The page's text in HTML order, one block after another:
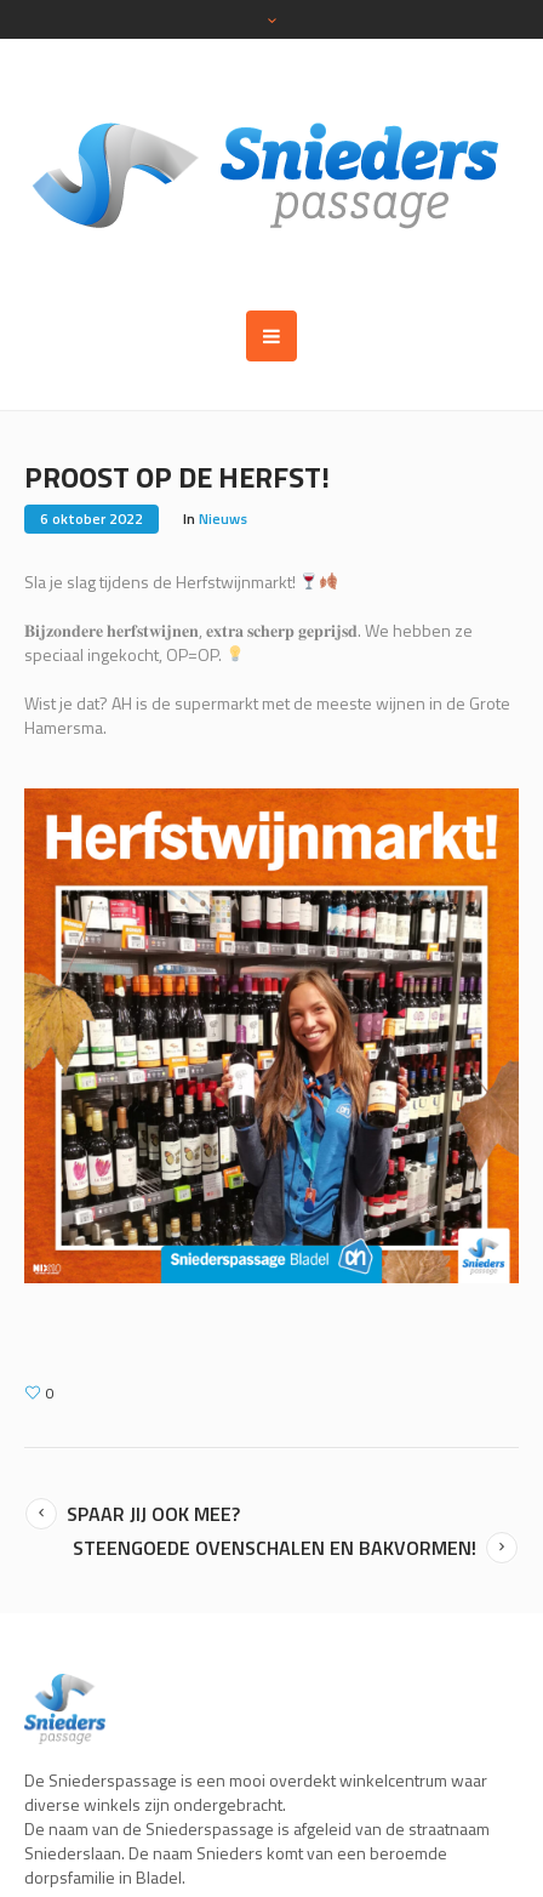
PROOST OP DE HERFST!
6 oktober 2022 In Nieuws
Sla je slag tijdens de Herfstwijnmarkt!
𝐁𝐢𝐣𝐳𝐨𝐧𝐝𝐞𝐫𝐞 𝐡𝐞𝐫𝐟𝐬𝐭𝐰𝐢𝐣𝐧𝐞𝐧, 𝐞𝐱𝐭𝐫𝐚 𝐬𝐜𝐡𝐞𝐫𝐩 𝐠𝐞𝐩𝐫𝐢𝐣𝐬𝐝. We hebben ze
speciaal ingekocht, OP=OP.
Wist je dat? AH is de supermarkt met de meeste wijnen in de Grote
Hamersma.
0
SPAAR JIJ OOK MEE?
STEENGOEDE OVENSCHALEN EN BAKVORMEN!
De Sniederspassage is een mooi overdekt winkelcentrum waar
diverse winkels zijn ondergebracht.
De naam van de Sniederspassage is afgeleid van de straatnaam
Sniederslaan. De naam Snieders komt van een beroemde
dorpsfamilie in Bladel.